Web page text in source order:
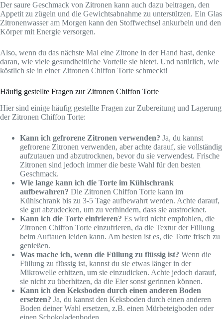
Der saure Geschmack von Zitronen kann auch dazu beitragen, den
Appetit zu zügeln und die Gewichtsabnahme zu unterstützen. Ein Glas
Zitronenwasser am Morgen kann den Stoffwechsel ankurbeln und den
Körper mit Energie versorgen.
Also, wenn du das nächste Mal eine Zitrone in der Hand hast, denke
daran, wie viele gesundheitliche Vorteile sie bietet. Und natürlich, wie
köstlich sie in einer Zitronen Chiffon Torte schmeckt!
Häufig gestellte Fragen zur Zitronen Chiffon Torte
Hier sind einige häufig gestellte Fragen zur Zubereitung und Lagerung
der Zitronen Chiffon Torte:
Kann ich gefrorene Zitronen verwenden? Ja, du kannst
gefrorene Zitronen verwenden, aber achte darauf, sie vollständig
aufzutauen und abzutrocknen, bevor du sie verwendest. Frische
Zitronen sind jedoch immer die beste Wahl für den besten
Geschmack.
Wie lange kann ich die Torte im Kühlschrank
aufbewahren? Die Zitronen Chiffon Torte kann im
Kühlschrank bis zu 3-5 Tage aufbewahrt werden. Achte darauf,
sie gut abzudecken, um zu verhindern, dass sie austrocknet.
Kann ich die Torte einfrieren? Es wird nicht empfohlen, die
Zitronen Chiffon Torte einzufrieren, da die Textur der Füllung
beim Auftauen leiden kann. Am besten ist es, die Torte frisch zu
genießen.
Was mache ich, wenn die Füllung zu flüssig ist? Wenn die
Füllung zu flüssig ist, kannst du sie etwas länger in der
Mikrowelle erhitzen, um sie einzudicken. Achte jedoch darauf,
sie nicht zu überhitzen, da die Eier sonst gerinnen können.
Kann ich den Keksboden durch einen anderen Boden
ersetzen? Ja, du kannst den Keksboden durch einen anderen
Boden deiner Wahl ersetzen, z.B. einen Mürbeteigboden oder
einen Schokoladenboden.